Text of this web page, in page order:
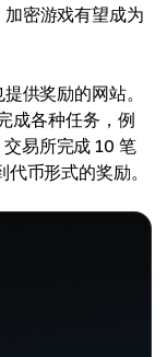
密游戏有望成为
供奖励的网站。
成各种任务，例
易所完成 10 笔
币形式的奖励。